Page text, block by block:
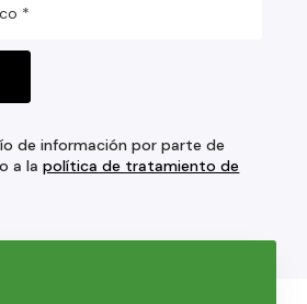
de información por parte de
a lapolítica de tratamiento de